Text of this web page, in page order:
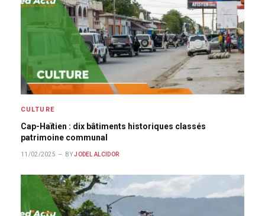
CULTURE
Cap-Haïtien : dix bâtiments historiques classés
patrimoine communal
11/02/2025 BY JODEL ALCIDOR